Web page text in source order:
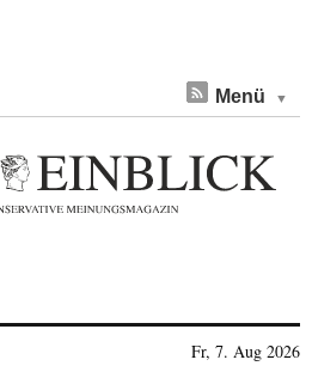
Menü
Fr, 7. Aug 2026